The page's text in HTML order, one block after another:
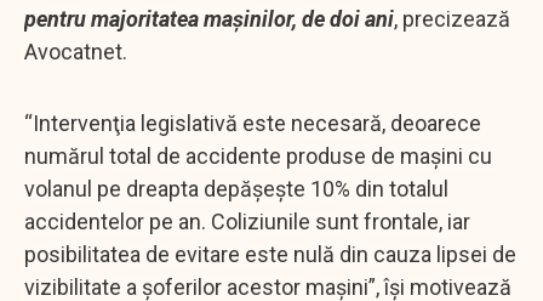
pentru majoritatea mașinilor, de doi ani, precizează
Avocatnet.
“Intervenţia legislativă este necesară, deoarece
numărul total de accidente produse de maşini cu
volanul pe dreapta depăşeşte 10% din totalul
accidentelor pe an. Coliziunile sunt frontale, iar
posibilitatea de evitare este nulă din cauza lipsei de
vizibilitate a şoferilor acestor maşini”, își motivează